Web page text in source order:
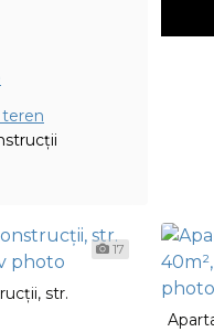
17
str.